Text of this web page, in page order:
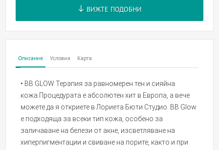
ВИЖТЕ ПОДОБНИ
Описание Условия Карта
• BB GLOW Терапия за равномерен тен и сияйна
кожа.Процедурата е абсолютен хит в Европа, а вече
можете да я откриете в Лориета Бюти Студио. BB Glow
е подходяща за всеки тип кожа, особено за
заличаване на белези от акне, изсветляване на
хиперпигментации и свиване на порите, както и при